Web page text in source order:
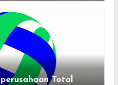
Total